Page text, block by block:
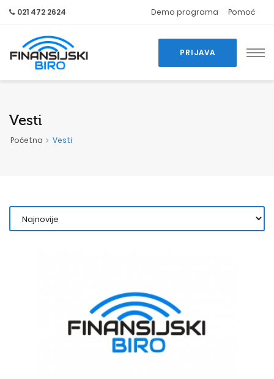
021 472 2624 Demo programa Pomoć
PRIJAVA
Vesti
Početna Vesti